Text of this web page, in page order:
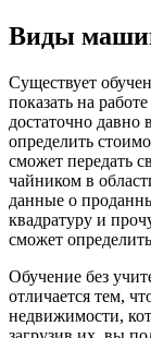
Виды
Существует
показать на
достаточно давно
определить
сможет передать
чайником в
данные о
квадратуру и
сможет
Обучение без
отличается тем,
недвижимости,